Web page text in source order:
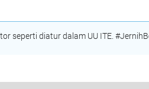
seperti diatur dalam UU ITE.